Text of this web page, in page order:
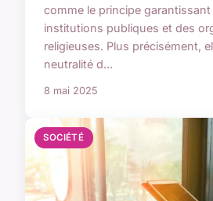
comme le principe
institutions publiques et des
religieuses. Plus précisément,
neutralité d...
8 mai 2025
SOCIÉTÉ